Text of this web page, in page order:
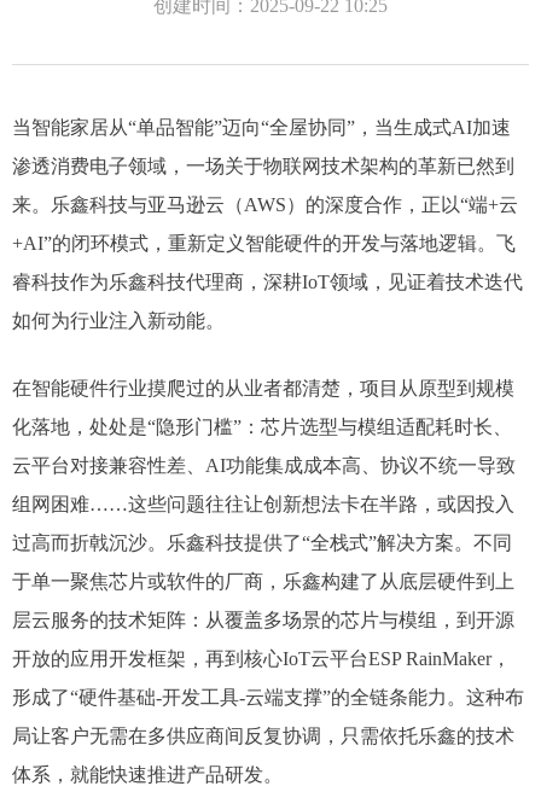
创建时间： 2025-09-22 10:25
当智能家居从“单品智能”迈向“全屋协同”，当生成式AI加速
渗透消费电子领域，一场关于物联网技术架构的革新已然到
来。乐鑫科技与亚马逊云（AWS）的深度合作，正以“端+云
+AI”的闭环模式，重新定义智能硬件的开发与落地逻辑。飞
睿科技作为乐鑫科技代理商，深耕IoT领域，见证着技术迭代
如何为行业注入新动能。
在智能硬件行业摸爬过的从业者都清楚，项目从原型到规模
化落地，处处是“隐形门槛”：芯片选型与模组适配耗时长、
云平台对接兼容性差、AI功能集成成本高、协议不统一导致
组网困难……这些问题往往让创新想法卡在半路，或因投入
过高而折戟沉沙。乐鑫科技提供了“全栈式”解决方案。不同
于单一聚焦芯片或软件的厂商，乐鑫构建了从底层硬件到上
层云服务的技术矩阵：从覆盖多场景的芯片与模组，到开源
开放的应用开发框架，再到核心IoT云平台ESP RainMaker，
形成了“硬件基础-开发工具-云端支撑”的全链条能力。这种布
局让客户无需在多供应商间反复协调，只需依托乐鑫的技术
体系，就能快速推进产品研发。